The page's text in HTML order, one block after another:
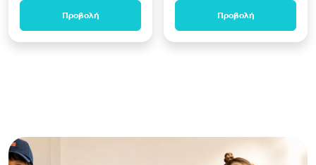
Προβολή Προβολή